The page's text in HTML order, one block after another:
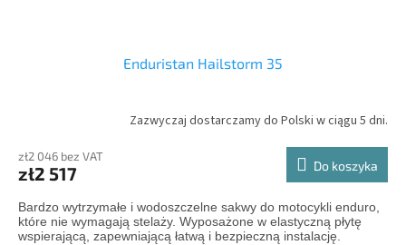
Enduristan Hailstorm 35
Zazwyczaj dostarczamy do Polski w ciągu 5 dni.
zł2 046 bez VAT
zł2 517 Do koszyka
Bardzo wytrzymałe i wodoszczelne sakwy do motocykli enduro,
które nie wymagają stelaży. Wyposażone w elastyczną płytę
wspierającą, zapewniającą łatwą i bezpieczną instalację.